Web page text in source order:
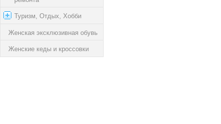
Туризм, Отдых, Хобби
Женская эксклюзивная обувь
Женские кеды и кроссовки